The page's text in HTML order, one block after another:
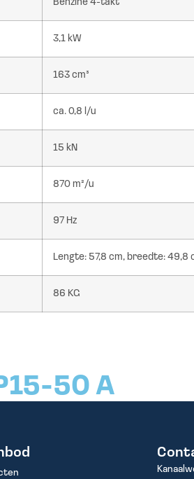
Benzine 4-takt
3,1 kW
163 cm³
ca. 0,8 l/u
15 kN
870 m²/u
97 Hz
Lengte: 57,8 cm, breedte: 49,8
86 KG
50 A